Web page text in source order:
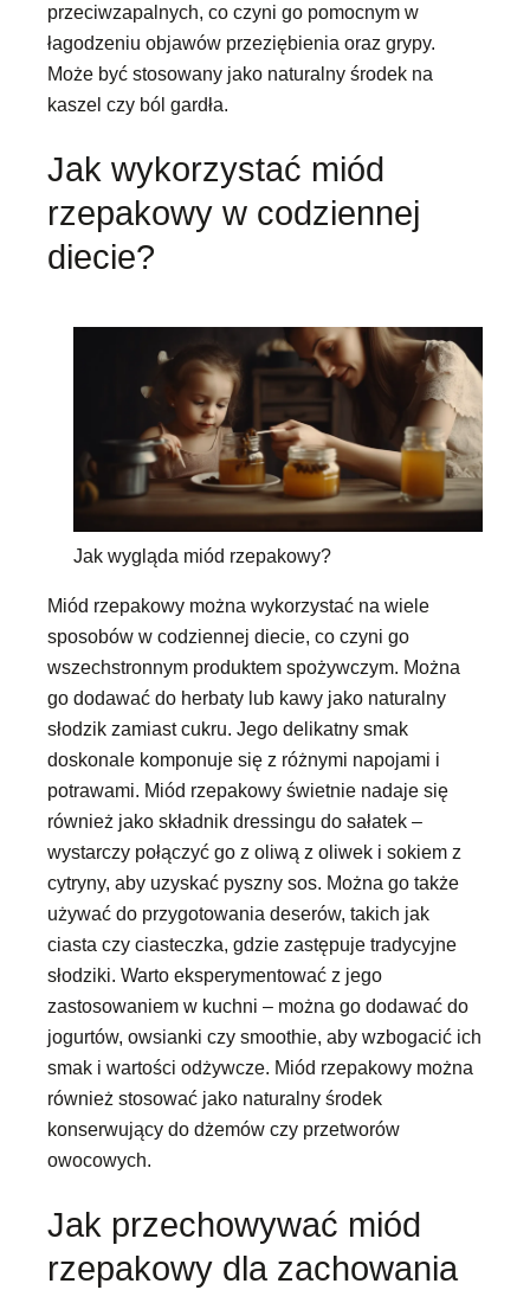
przeciwzapalnych, co czyni go pomocnym w
łagodzeniu objawów przeziębienia oraz grypy.
Może być stosowany jako naturalny środek na
kaszel czy ból gardła.
Jak wykorzystać miód
rzepakowy w codziennej
diecie?
Jak wygląda miód rzepakowy?
Miód rzepakowy można wykorzystać na wiele
sposobów w codziennej diecie, co czyni go
wszechstronnym produktem spożywczym. Można
go dodawać do herbaty lub kawy jako naturalny
słodzik zamiast cukru. Jego delikatny smak
doskonale komponuje się z różnymi napojami i
potrawami. Miód rzepakowy świetnie nadaje się
również jako składnik dressingu do sałatek –
wystarczy połączyć go z oliwą z oliwek i sokiem z
cytryny, aby uzyskać pyszny sos. Można go także
używać do przygotowania deserów, takich jak
ciasta czy ciasteczka, gdzie zastępuje tradycyjne
słodziki. Warto eksperymentować z jego
zastosowaniem w kuchni – można go dodawać do
jogurtów, owsianki czy smoothie, aby wzbogacić ich
smak i wartości odżywcze. Miód rzepakowy można
również stosować jako naturalny środek
konserwujący do dżemów czy przetworów
owocowych.
Jak przechowywać miód
rzepakowy dla zachowania